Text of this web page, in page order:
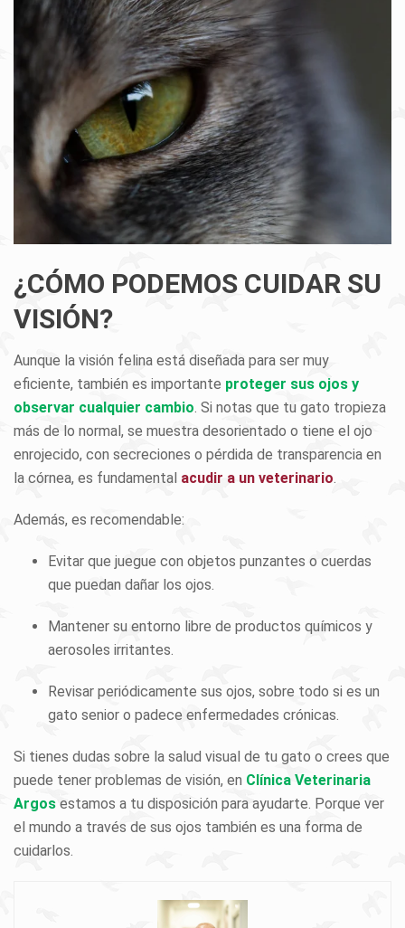
¿CÓMO PODEMOS CUIDAR SU
VISIÓN?
Aunque la visión felina está diseñada para ser muy
eficiente, también es importante proteger sus ojos y
observar cualquier cambio. Si notas que tu gato tropieza
más de lo normal, se muestra desorientado o tiene el ojo
enrojecido, con secreciones o pérdida de transparencia en
la córnea, es fundamental acudir a un veterinario.
Además, es recomendable:
Evitar que juegue con objetos punzantes o cuerdas
que puedan dañar los ojos.
Mantener su entorno libre de productos químicos y
aerosoles irritantes.
Revisar periódicamente sus ojos, sobre todo si es un
gato senior o padece enfermedades crónicas.
Si tienes dudas sobre la salud visual de tu gato o crees que
puede tener problemas de visión, en Clínica Veterinaria
Argos estamos a tu disposición para ayudarte. Porque ver
el mundo a través de sus ojos también es una forma de
cuidarlos.